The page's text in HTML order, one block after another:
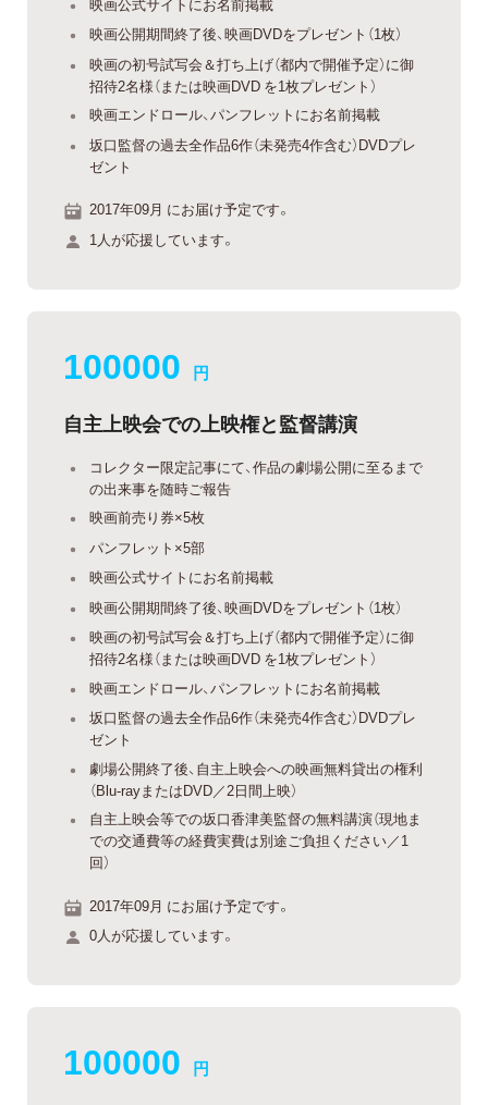
映画公開期間終了後、映画DVDをプレゼント（1枚）
映画の初号試写会＆打ち上げ（都内で開催予定）に御
招待2名様（または映画DVD を1枚プレゼント）
映画エンドロール、パンフレットにお名前掲載
坂口監督の過去全作品6作（未発売4作含む）DVDプレ
ゼント
2017年09月 にお届け予定です。
1人が応援しています。
100000 円
自主上映会での上映権と監督講演
コレクター限定記事にて、作品の劇場公開に至るまで
の出来事を随時ご報告
映画前売り券×5枚
パンフレット×5部
映画公式サイトにお名前掲載
映画公開期間終了後、映画DVDをプレゼント（1枚）
映画の初号試写会＆打ち上げ（都内で開催予定）に御
招待2名様（または映画DVD を1枚プレゼント）
映画エンドロール、パンフレットにお名前掲載
坂口監督の過去全作品6作（未発売4作含む）DVDプレ
ゼント
劇場公開終了後、自主上映会への映画無料貸出の権利
（Blu-rayまたはDVD／2日間上映）
自主上映会等での坂口香津美監督の無料講演（現地ま
での交通費等の経費実費は別途ご負担ください／1
回）
2017年09月 にお届け予定です。
0人が応援しています。
100000 円